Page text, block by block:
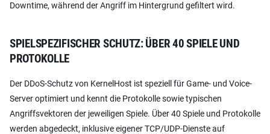
Downtime, während der Angriff im Hintergrund gefiltert wird.
SPIELSPEZIFISCHER SCHUTZ: ÜBER 40 SPIELE UND
PROTOKOLLE
Der DDoS-Schutz von KernelHost ist speziell für Game- und Voice-
Server optimiert und kennt die Protokolle sowie typischen
Angriffsvektoren der jeweiligen Spiele. Über 40 Spiele und Protokolle
werden abgedeckt, inklusive eigener TCP/UDP-Dienste auf